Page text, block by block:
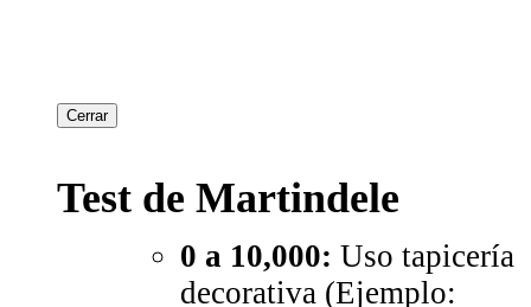
Cerrar
Test de Martindele
0 a 10,000: Uso tapicería
decorativa (Ejemplo: